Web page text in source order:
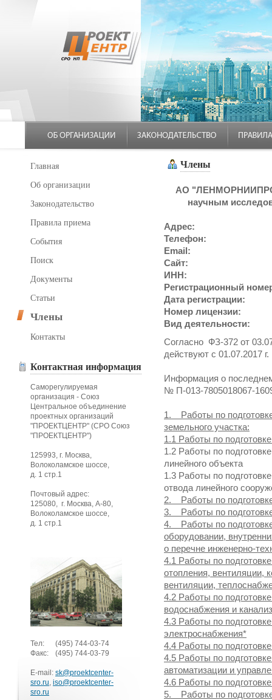
Главная
Об организации
Законодательство
Правила приема
События
Поиск
Документы
Статьи
Члены
Контакты
Контактная информация
Саморегулируемая
организация - Союз
Центральное объединение
проектных организаций
"ПРОЕКТЦЕНТР" (СРО Союз
"ПРОЕКТЦЕНТР")
125993, г. Москва,
Волоколамское шоссе,
д. 1 стр.1
Почтовый адрес:
125080, г. Москва, А-80,
Волоколамское шоссе,
д. 1 стр.1
Тел: (495) 744-03-74
Факс:
(495) 744-03-79
E-mail: sk@proektcenter-
sro.ru, iso@proektcenter-
sro.ru
Члены
АО
научным
Адрес:
Телефон:
Email:
Сайт:
ИНН:
Регистрационный
Дата регистрации:
Номер лицензии:
Вид деятельности:
Согласно ФЗ-372 от
действуют с 01.07.2017 г.
Информация о
№ П-013-7805018067-
1. Работы по
земельного участка:
1.1 Работы по
1.2 Работы по
линейного объекта
1.3 Работы по
отвода линейного
2. Работы по
3. Работы по
4. Работы по
оборудовании,
о перечне инженерно-
4.1 Работы по
отопления, вентиляции,
вентиляции,
4.2 Работы по
водоснабжения и
4.3 Работы по
электроснабжения*
4.4 Работы по
4.5 Работы по
автоматизации и
4.6 Работы по
5. Работы по